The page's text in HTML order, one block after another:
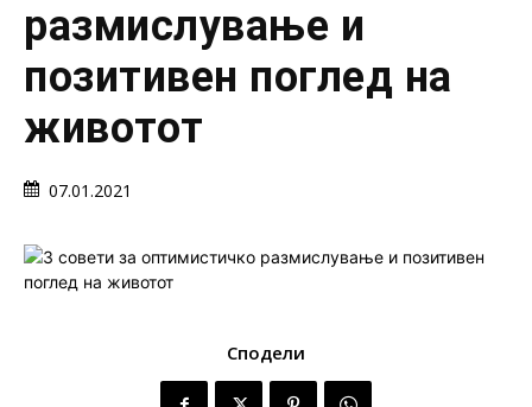
размислување и
позитивен поглед на
животот
07.01.2021
Сподели